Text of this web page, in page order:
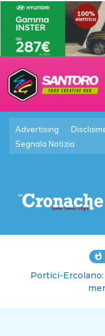
Advertising
Segnala Notizia
Portici-